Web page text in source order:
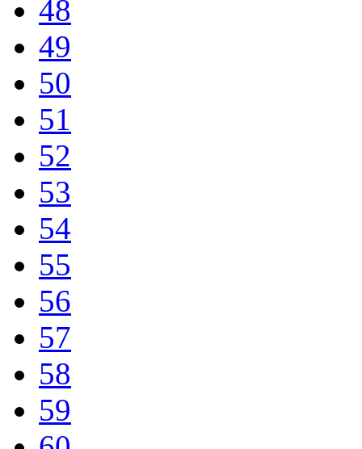
48
49
50
51
52
53
54
55
56
57
58
59